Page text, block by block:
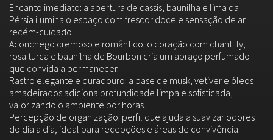
Encanto imediato: a abertura de cassis, baunilha e lima da
Pérsia ilumina o espaço com frescor doce e sensação de ar
recém-cuidado.
Aconchego cremoso e romântico: o coração com chantilly,
rosa turca e baunilha de Bourbon cria um abraço perfumado
que convida a permanecer.
Rastro elegante e duradouro: a base de musk, vetiver e óleos
amadeirados adiciona profundidade limpa e sofisticada,
valorizando o ambiente por horas.
Percepção de organização: perfil que ajuda a suavizar odores
do dia a dia, ideal para recepções e áreas de convivência.